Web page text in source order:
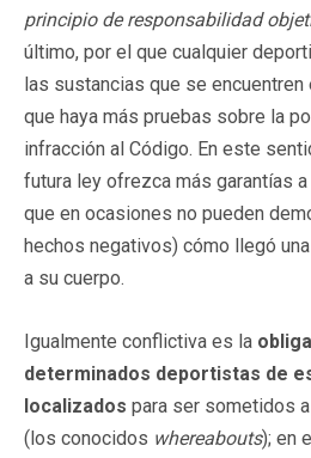
principio de responsabilidad
último, por el que cualquier
las sustancias que se encuentren
que haya más pruebas sobre la
infracción al Código. En este
futura ley ofrezca más garantías
que en ocasiones no pueden
hechos negativos) cómo llegó
a su cuerpo.
Igualmente conflictiva es la
determinados deportistas de
localizados para ser sometidos
(los conocidos whereabouts); en